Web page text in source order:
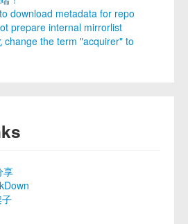
download metadata for repo
prepare internal mirrorlist
change the term "acquirer" to
享